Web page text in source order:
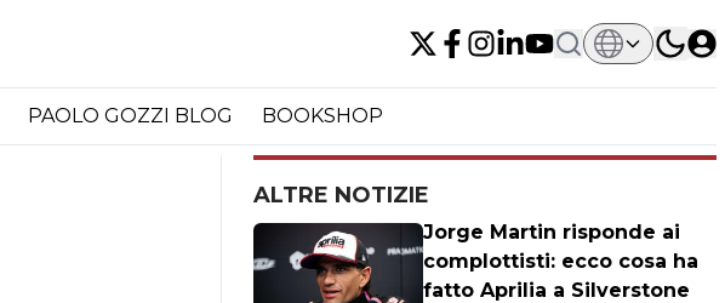
PAOLO GOZZI BLOG BOOKSHOP
ALTRE NOTIZIE
Jorge Martin risponde ai
complottisti: ecco cosa ha
fatto Aprilia a Silverstone